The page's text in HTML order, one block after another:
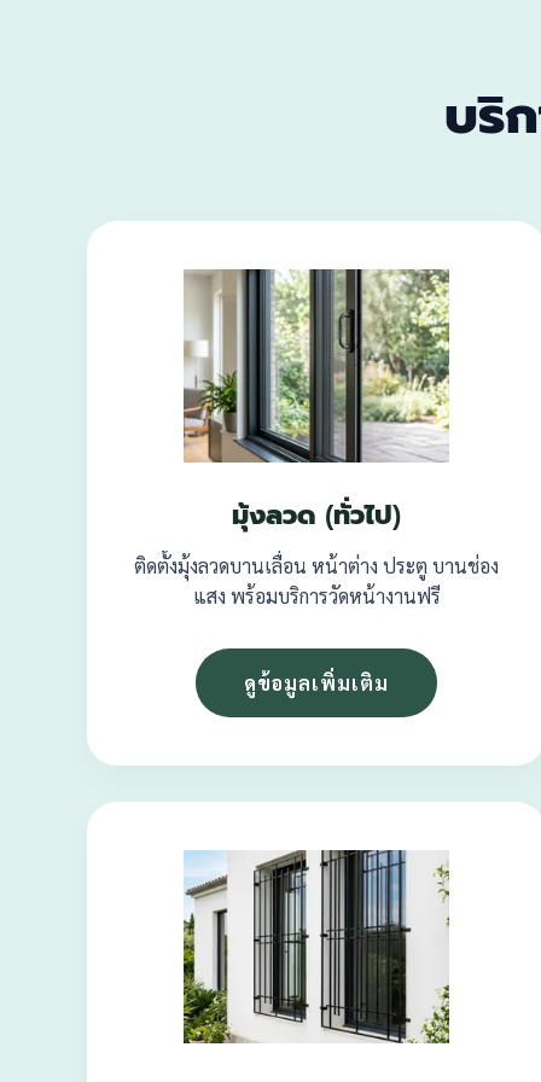
บริ
มุ้งลวด (ทั่วไป)
ติดตั้งมุ้งลวดบานเลื่อน หน้าต่าง ประตู บานช่อง
แสง พร้อมบริการวัดหน้างานฟรี
ดูข้อมูลเพิ่มเติม